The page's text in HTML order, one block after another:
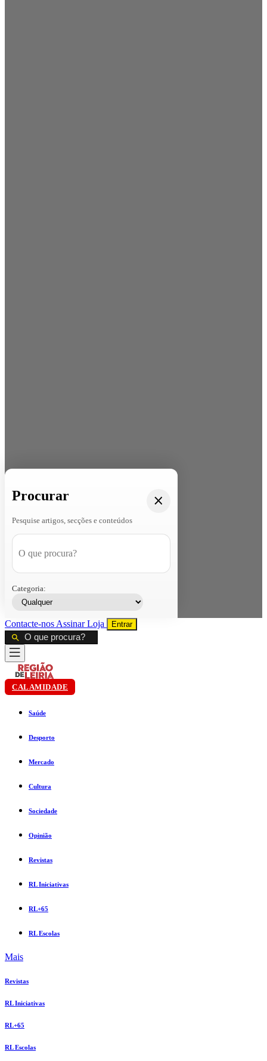
Procurar
Pesquise artigos, secções e conteúdos
Categoria:
Contacte-nos AssinarLoja Entrar
CALAMIDADE
Saúde
Desporto
Mercado
Cultura
Sociedade
Opinião
Revistas
RL Iniciativas
RL+65
RL Escolas
Mais
Revistas
RL Iniciativas
RL+65
RL Escolas